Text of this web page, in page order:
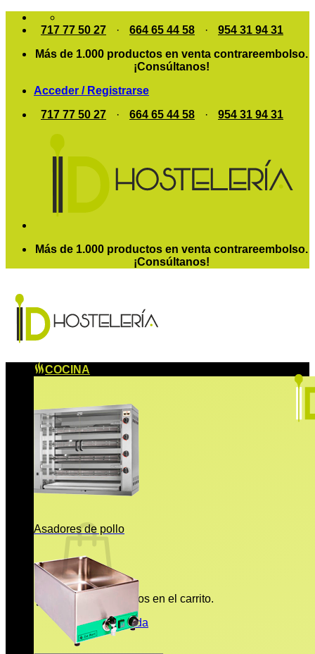
Saltar
717 77 50 27 · 664 65 44 58 ·
954 31 94 31
Más de 1.000 productos en venta contrareembolso.
¡Consúltanos!
Acceder / Registrarse
717 77 50 27
· 664 65 44 58 · 954 31 94 31
Más de 1.000 productos en venta contrareembolso.
¡Consúltanos!
No hay productos en el carrito.
Volver a la tienda
COCINA
Asadores de pollo